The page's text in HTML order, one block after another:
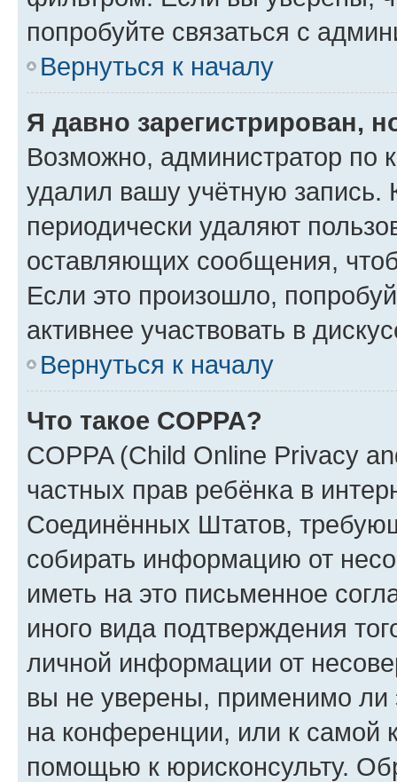
попробуйте связаться с
Вернуться к началу
Я давно зарегистрирован,
Возможно, администратор по
удалил вашу учётную запись.
периодически удаляют
оставляющих сообщения,
Если это произошло,
активнее участвовать в
Вернуться к началу
Что такое COPPA?
COPPA (Child Online Privacy
частных прав ребёнка в
Соединённых Штатов,
собирать информацию от
иметь на это письменное
иного вида подтверждения
личной информации от
вы не уверены, применимо ли
на конференции, или к самой
помощью к юрисконсульту.